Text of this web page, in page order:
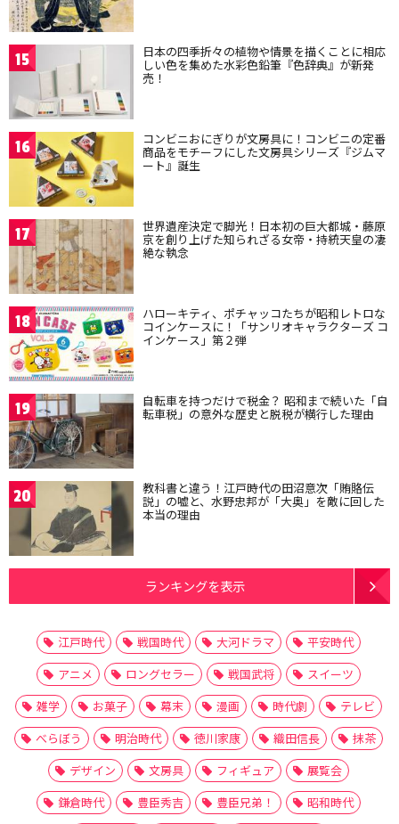
15 日本の四季折々の植物や情景を描くことに相応
しい色を集めた水彩色鉛筆『色辞典』が新発
売！
16 コンビニおにぎりが文房具に！コンビニの定番
商品をモチーフにした文房具シリーズ『ジムマ
ート』誕生
17 世界遺産決定で脚光！日本初の巨大都城・藤原
京を創り上げた知られざる女帝・持統天皇の凄
絶な執念
18 ハローキティ、ポチャッコたちが昭和レトロな
コインケースに！「サンリオキャラクターズ コ
インケース」第２弾
19 自転車を持つだけで税金？ 昭和まで続いた「自
転車税」の意外な歴史と脱税が横行した理由
20 教科書と違う！江戸時代の田沼意次「賄賂伝
説」の嘘と、水野忠邦が「大奥」を敵に回した
本当の理由
ランキングを表示
江戸時代 戦国時代 大河ドラマ
平安時代
アニメ
ロングセラー 戦国武将
スイーツ
雑学
お菓子 幕末 漫画 時代劇
テレビ
べらぼう
明治時代 徳川家康 織田信長
抹茶
デザイン
文房具 フィギュア
展覧会
鎌倉時代
豊臣秀吉 豊臣兄弟！
昭和時代